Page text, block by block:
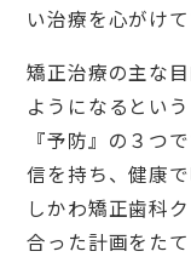
い治療を心がけて
矯正治療の主な
ようになるとい
『予防』の３つ
信を持ち、健康
しかわ矯正歯科
合った計画をた